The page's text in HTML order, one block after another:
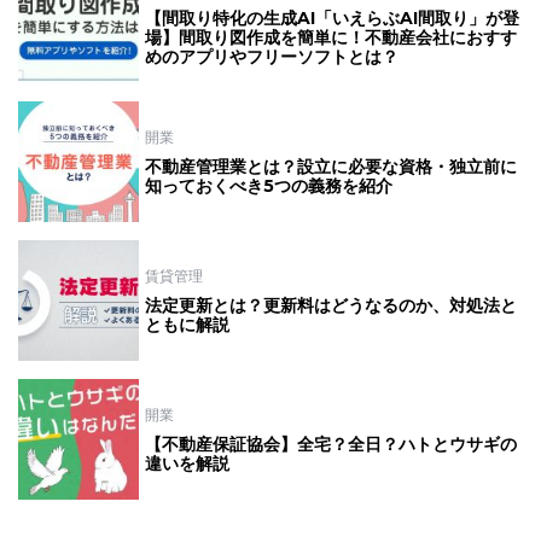
【間取り特化の生成AI「いえらぶAI間取り」が登
場】間取り図作成を簡単に！不動産会社におすす
めのアプリやフリーソフトとは？
開業
不動産管理業とは？設立に必要な資格・独立前に
知っておくべき5つの義務を紹介
賃貸管理
法定更新とは？更新料はどうなるのか、対処法と
ともに解説
開業
【不動産保証協会】全宅？全日？ハトとウサギの
違いを解説